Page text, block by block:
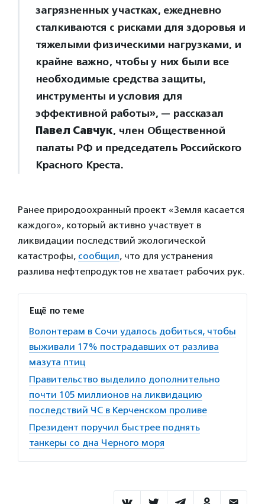
загрязненных участках, ежедневно
сталкиваются с рисками для здоровья и
тяжелыми физическими нагрузками, и
крайне важно, чтобы у них были все
необходимые средства защиты,
инструменты и условия для
эффективной работы», — рассказал
Павел Савчук, член Общественной
палаты РФ и председатель Российского
Красного Креста.
Ранее природоохранный проект «Земля касается
каждого», который активно участвует в
ликвидации последствий экологической
катастрофы, сообщил, что для устранения
разлива нефтепродуктов не хватает рабочих рук.
Ещё по теме
Волонтерам в Сочи удалось добиться, чтобы
выживали 17% пострадавших от разлива
мазута птиц
Правительство выделило дополнительно
почти 105 миллионов на ликвидацию
последствий ЧС в Керченском проливе
Президент поручил быстрее поднять
танкеры со дна Черного моря